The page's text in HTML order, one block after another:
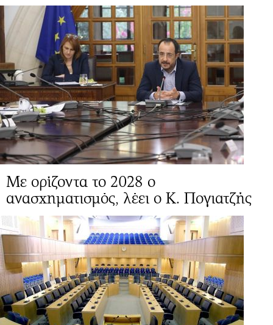
Mε ορίζοντα το 2028 ο
ανασχηματισμός, λέει ο Κ. Πογιατζής